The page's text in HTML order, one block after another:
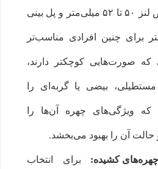
فریم‌هایی با عرض لنز ۵۰ تا ۵۲ میلی‌متر و پل بینی
میلی‌متر برای چنین افرادی مناسب‌تر
صورت‌هایی کوچکتر دارند،
مستطیلی، بیضی یا گربه‌ای را
که ویژگی‌‌های چهره آن‌ها را
آن را بهبود می‌بخشد.
کشیده: برای انتخاب